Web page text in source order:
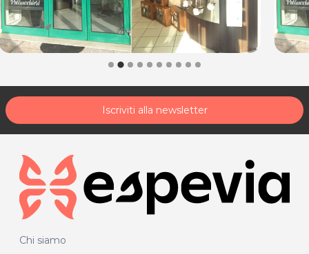
Iscriviti alla newsletter
Chi siamo